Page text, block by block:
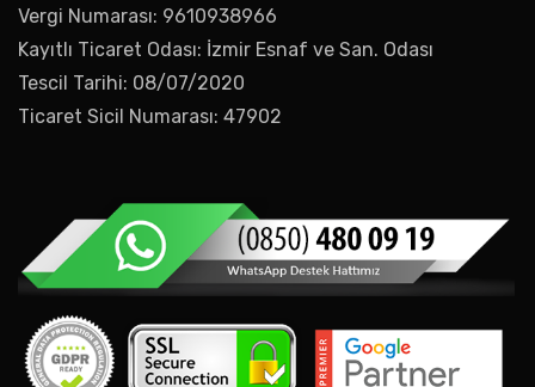
Vergi Numarası: 9610938966
Kayıtlı Ticaret Odası: İzmir Esnaf ve San. Odası
Tescil Tarihi: 08/07/2020
Ticaret Sicil Numarası: 47902